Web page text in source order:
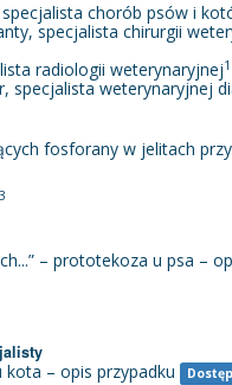
chorób psów i
specjalista chirurgii
radiologii weterynaryjnej1
specjalista weterynaryjnej
fosforany w jelitach
– prototekoza u psa –
kota – opis przypadku